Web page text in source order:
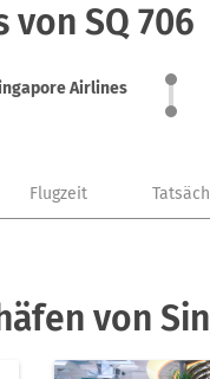
SQ 706
Airlines
Flugzeit
von